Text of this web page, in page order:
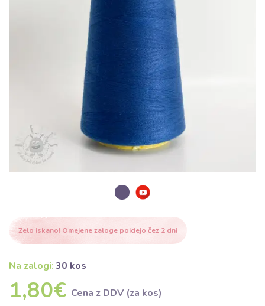
Zelo iskano! Omejene zaloge poidejo čez 2 dni
Na zalogi:30 kos
1,80€ Cena z DDV (za kos)